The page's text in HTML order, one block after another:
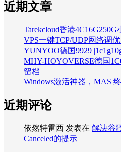
近期文章
Tarekcloud香港
VPS一键TCP/UDP网络调
YUNYOO德国9929
MHY-HOYOVERSE德国
留档
Windows激活神器，MAS
近期评论
依然特雷西 发表在 解决谷
Canceled的提示